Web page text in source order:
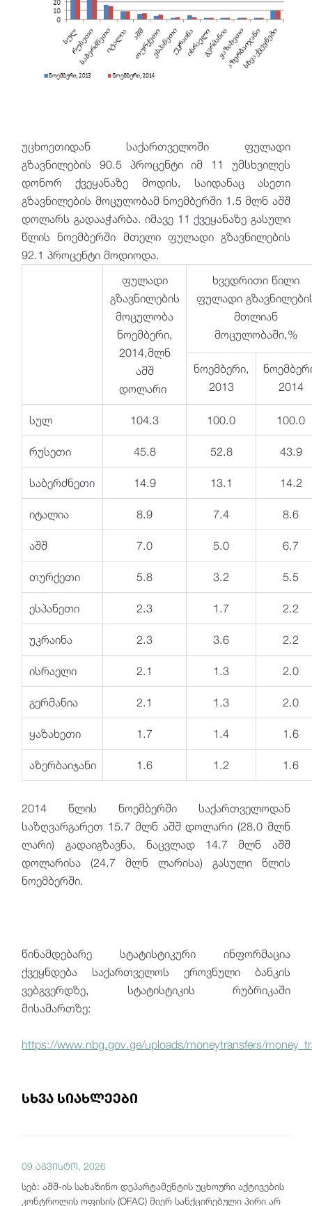
უცხოეთიდან საქართველოში ფულადი
გზავნილების 90.5 პროცენტი იმ 11 უმსხვილეს
დონორ ქვეყანაზე მოდის, საიდანაც ასეთი
გზავნილების მოცულობამ ნოემბერში 1.5 მლნ აშშ
დოლარს გადააჭარბა. იმავე 11 ქვეყანაზე გასული
წლის ნოემბერში მთელი ფულადი გზავნილების
92.1 პროცენტი მოდიოდა.
ფულადი
გზავნილების
მოცულობა
ნოემბერი,
2014,მლნ
აშშ
დოლარი
ხვედრითი წილი
ფულადი
მთლიან
მოცულობაში,%
ნოემბერი,
2013
2014
სულ 104.3 100.0 100.0
რუსეთი 45.8 52.8 43.9
საბერძნეთი 14.9 13.1 14.2
იტალია 8.9 7.4 8.6
აშშ 7.0 5.0 6.7
თურქეთი 5.8 3.2 5.5
ესპანეთი 2.3 1.7 2.2
უკრაინა 2.3 3.6 2.2
ისრაელი 2.1 1.3 2.0
გერმანია 2.1 1.3 2.0
ყაზახეთი 1.7 1.4 1.6
აზერბაიჯანი 1.6 1.2 1.6
2014 წლის ნოემბერში საქართველოდან
საზღვარგარეთ 15.7 მლნ აშშ დოლარი (28.0 მლნ
ლარი) გადაიგზავნა, ნაცვლად 14.7 მლნ აშშ
დოლარისა (24.7 მლნ ლარისა) გასული წლის
ნოემბერში.
წინამდებარე სტატისტიკური ინფორმაცია
ქვეყნდება საქართველოს ეროვნული ბანკის
ვებგვერდზე, სტატისტიკის რუბრიკაში
მისამართზე:
https://www.nbg.gov.ge/uploads/moneytransfers/
სხვა სიახლეები
09 აგვისტო, 2026
სებ: აშშ-ის სახაზინო დეპარტამენტის უცხოური აქტივების
კონტროლის ოფისის (OFAC) მიერ სანქცირებული პირი არ